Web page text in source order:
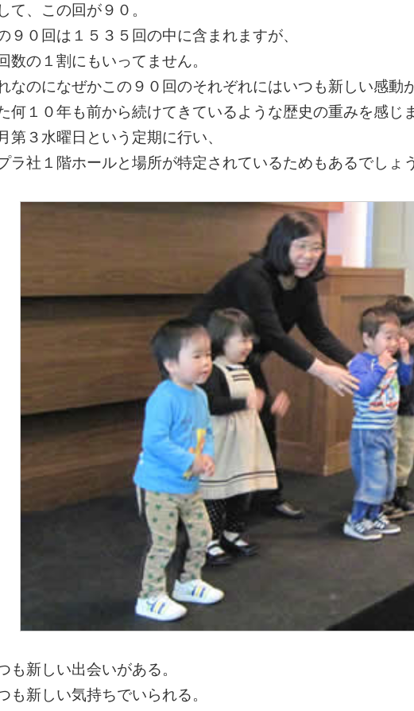
て、この回が９０。
９０回は１５３５回の中に含まれますが、
数の１割にもいってません。
なのになぜかこの９０回のそれぞれにはいつも新しい感動
何１０年も前から続けてきているような歴史の重みを感じ
第３水曜日という定期に行い、
ラ社１階ホールと場所が特定されているためもあるでしょう
も新しい出会いがある。
も新しい気持ちでいられる。